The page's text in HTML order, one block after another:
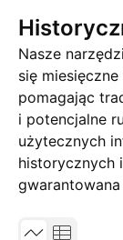
Nasze
się
pomagając
i potencjalne
użytecznych
historycznych